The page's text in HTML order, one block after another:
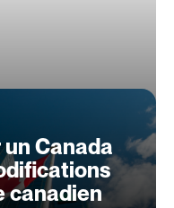
Canada
canadien